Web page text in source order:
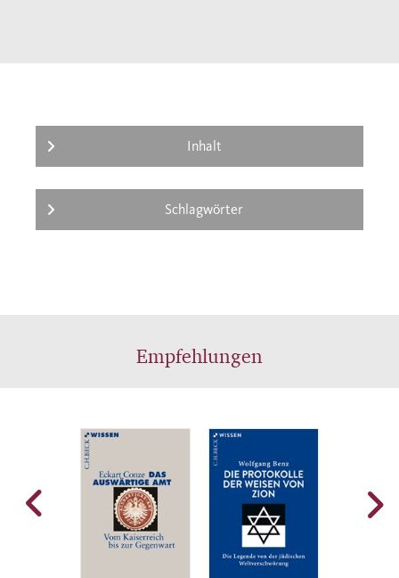
gleichnamigen Provinz im Zuge der
Inhalt
Schlagwörter
Empfehlungen